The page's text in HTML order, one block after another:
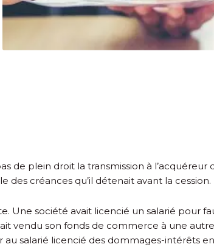
de plein droit la transmission à l’acquéreur
des créances qu’il détenait avant la cession.
Une société avait licencié un salarié pour
vendu son fonds de commerce à une
salarié licencié des dommages-intérêts